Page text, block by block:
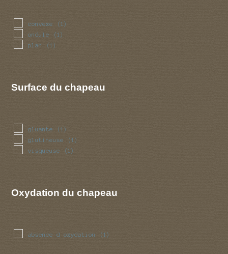
convexe (1)
ondule (1)
plan (1)
Surface du chapeau
gluante (1)
glutineuse (1)
visqueuse (1)
Oxydation du chapeau
absence d oxydation (1)